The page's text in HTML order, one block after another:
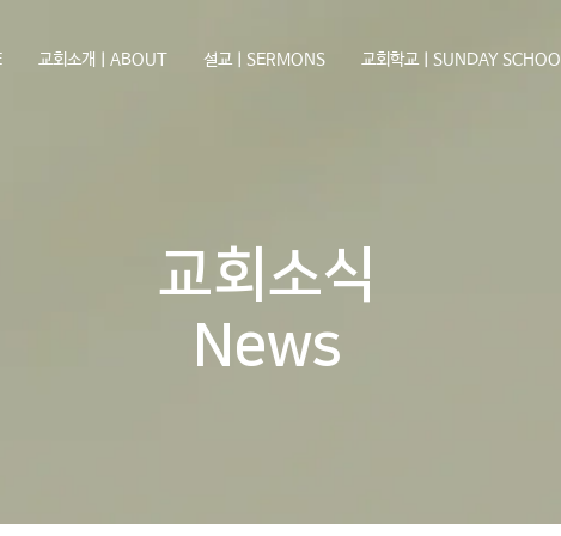
교회소개ㅣABOUT 설교ㅣSERMONS 교회학교ㅣSUNDAY SCHOOL
교회소식
News